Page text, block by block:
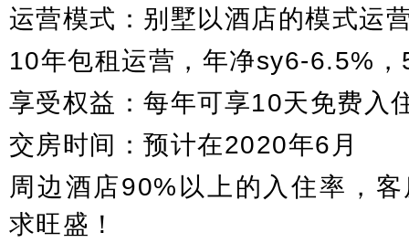
运营模式：别墅以酒店的模式运
10年包租运营，年净sy6-6.5%
享受权益：每年可享10天免费入
交房时间：预计在2020年6月
周边酒店90%以上的入住率，
求旺盛！